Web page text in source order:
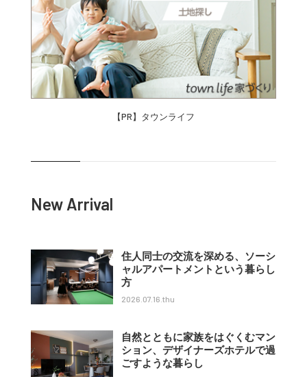
【PR】タウンライフ
New Arrival
住人同士の交流を深める、ソーシ
ャルアパートメントという暮らし
方
2026.07.16.thu
自然とともに家族をはぐくむマン
ション、デザイナーズホテルで過
ごすような暮らし